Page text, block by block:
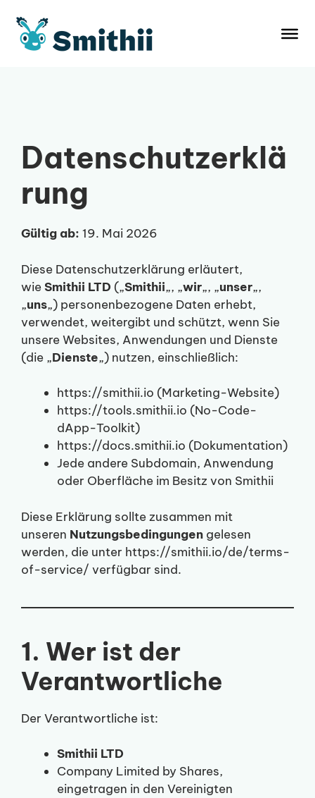
Inhalt
springen
Datenschutzerklä
rung
Gültig ab: 19. Mai 2026
Diese Datenschutzerklärung erläutert,
wieSmithii LTD („Smithii„, „wir„, „unser„,
„uns„) personenbezogene Daten erhebt,
verwendet, weitergibt und schützt, wenn Sie
unsere Websites, Anwendungen und Dienste
(die „Dienste„) nutzen, einschließlich:
https://smithii.io (Marketing-Website)
https://tools.smithii.io (No-Code-
dApp-Toolkit)
https://docs.smithii.io (Dokumentation)
Jede andere Subdomain, Anwendung
oder Oberfläche im Besitz von Smithii
Diese Erklärung sollte zusammen mit
unseren Nutzungsbedingungen gelesen
werden, die unter https://smithii.io/de/terms-
of-service/ verfügbar sind.
1. Wer ist der
Verantwortliche
Der Verantwortliche ist:
Smithii LTD
Company Limited by Shares,
eingetragen in den Vereinigten